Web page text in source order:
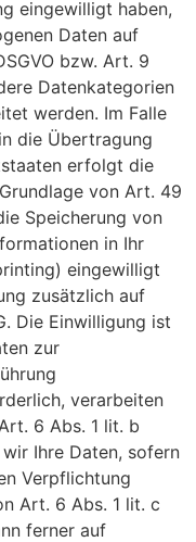
eingewilligt haben,
Daten auf
bzw. Art. 9
Datenkategorien
werden. Im Falle
die Übertragung
erfolgt die
von Art. 49
Speicherung von
in Ihr
eingewilligt
zusätzlich auf
Die Einwilligung ist
zur
verarbeiten
6 Abs. 1 lit. b
Ihre Daten, sofern
Verpflichtung
Art. 6 Abs. 1 lit. c
ferner auf